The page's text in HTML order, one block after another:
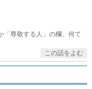
「尊敬する人」の欄、何て